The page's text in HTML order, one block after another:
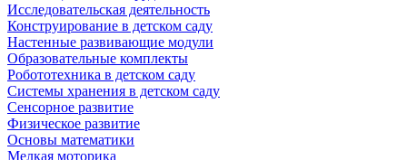
Исследовательская деятельность
Конструирование в детском саду
Настенные развивающие модули
Образовательные комплекты
Робототехника в детском саду
Системы хранения в детском саду
Сенсорное развитие
Физическое развитие
Основы математики
Мелкая моторика